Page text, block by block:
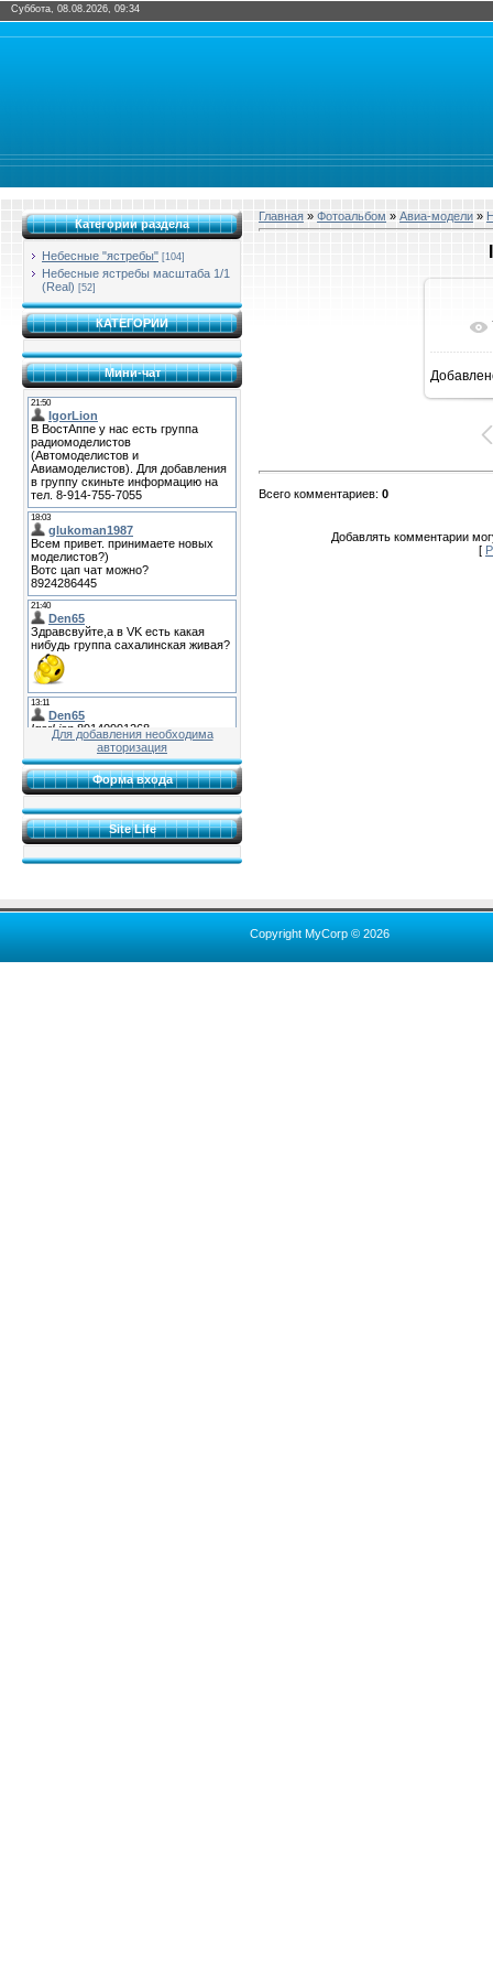
Суббота, 08.08.2026, 09:34
Категории раздела
Небесные "ястребы" [104]
Небесные ястребы масштаба 1/1
(Real) [52]
КАТЕГОРИИ
Мини-чат
Для добавления необходима
авторизация
Форма входа
Site Life
Главная » Фотоальбом » Авиа-модели »
Всего комментариев: 0
Добавлять комментарии
[
Copyright MyCorp © 2026